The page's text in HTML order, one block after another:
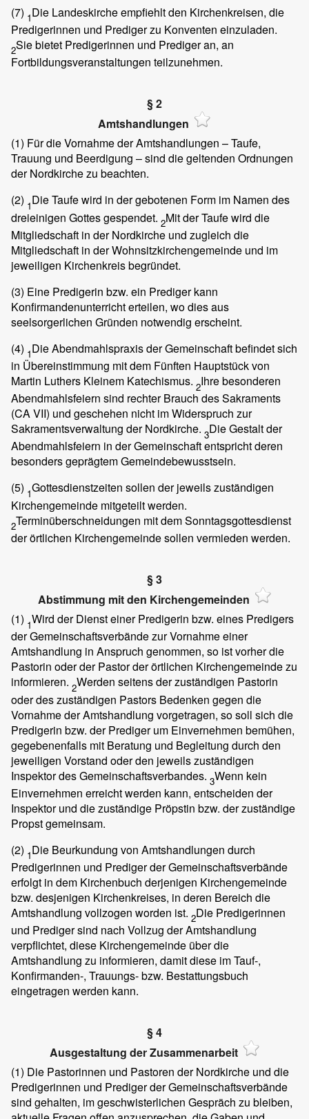
(7) 1Die Landeskirche empfiehlt den Kirchenkreisen, die
Predigerinnen und Prediger zu Konventen einzuladen.
2Sie bietet Predigerinnen und Prediger an, an
Fortbildungsveranstaltungen teilzunehmen.
§ 2
Amtshandlungen
(1) Für die Vornahme der Amtshandlungen – Taufe,
Trauung und Beerdigung – sind die geltenden Ordnungen
der Nordkirche zu beachten.
(2) 1Die Taufe wird in der gebotenen Form im Namen des
dreieinigen Gottes gespendet. 2Mit der Taufe wird die
Mitgliedschaft in der Nordkirche und zugleich die
Mitgliedschaft in der Wohnsitzkirchengemeinde und im
jeweiligen Kirchenkreis begründet.
(3) Eine Predigerin bzw. ein Prediger kann
Konfirmandenunterricht erteilen, wo dies aus
seelsorgerlichen Gründen notwendig erscheint.
(4) 1Die Abendmahlspraxis der Gemeinschaft befindet sich
in Übereinstimmung mit dem Fünften Hauptstück von
Martin Luthers Kleinem Katechismus. 2Ihre besonderen
Abendmahlsfeiern sind rechter Brauch des Sakraments
(CA VII) und geschehen nicht im Widerspruch zur
Sakramentsverwaltung der Nordkirche. 3Die Gestalt der
Abendmahlsfeiern in der Gemeinschaft entspricht deren
besonders geprägtem Gemeindebewusstsein.
(5) 1Gottesdienstzeiten sollen der jeweils zuständigen
Kirchengemeinde mitgeteilt werden.
2Terminüberschneidungen mit dem Sonntagsgottesdienst
der örtlichen Kirchengemeinde sollen vermieden werden.
§ 3
Abstimmung mit den Kirchengemeinden
(1) 1Wird der Dienst einer Predigerin bzw. eines Predigers
der Gemeinschaftsverbände zur Vornahme einer
Amtshandlung in Anspruch genommen, so ist vorher die
Pastorin oder der Pastor der örtlichen Kirchengemeinde zu
informieren. 2Werden seitens der zuständigen Pastorin
oder des zuständigen Pastors Bedenken gegen die
Vornahme der Amtshandlung vorgetragen, so soll sich die
Predigerin bzw. der Prediger um Einvernehmen bemühen,
gegebenenfalls mit Beratung und Begleitung durch den
jeweiligen Vorstand oder den jeweils zuständigen
Inspektor des Gemeinschaftsverbandes. 3Wenn kein
Einvernehmen erreicht werden kann, entscheiden der
Inspektor und die zuständige Pröpstin bzw. der zuständige
Propst gemeinsam.
(2) 1Die Beurkundung von Amtshandlungen durch
Predigerinnen und Prediger der Gemeinschaftsverbände
erfolgt in dem Kirchenbuch derjenigen Kirchengemeinde
bzw. desjenigen Kirchenkreises, in deren Bereich die
Amtshandlung vollzogen worden ist. 2Die Predigerinnen
und Prediger sind nach Vollzug der Amtshandlung
verpflichtet, diese Kirchengemeinde über die
Amtshandlung zu informieren, damit diese im Tauf-,
Konfirmanden-, Trauungs- bzw. Bestattungsbuch
eingetragen werden kann.
§ 4
Ausgestaltung der Zusammenarbeit
(1) Die Pastorinnen und Pastoren der Nordkirche und die
Predigerinnen und Prediger der Gemeinschaftsverbände
sind gehalten, im geschwisterlichen Gespräch zu bleiben,